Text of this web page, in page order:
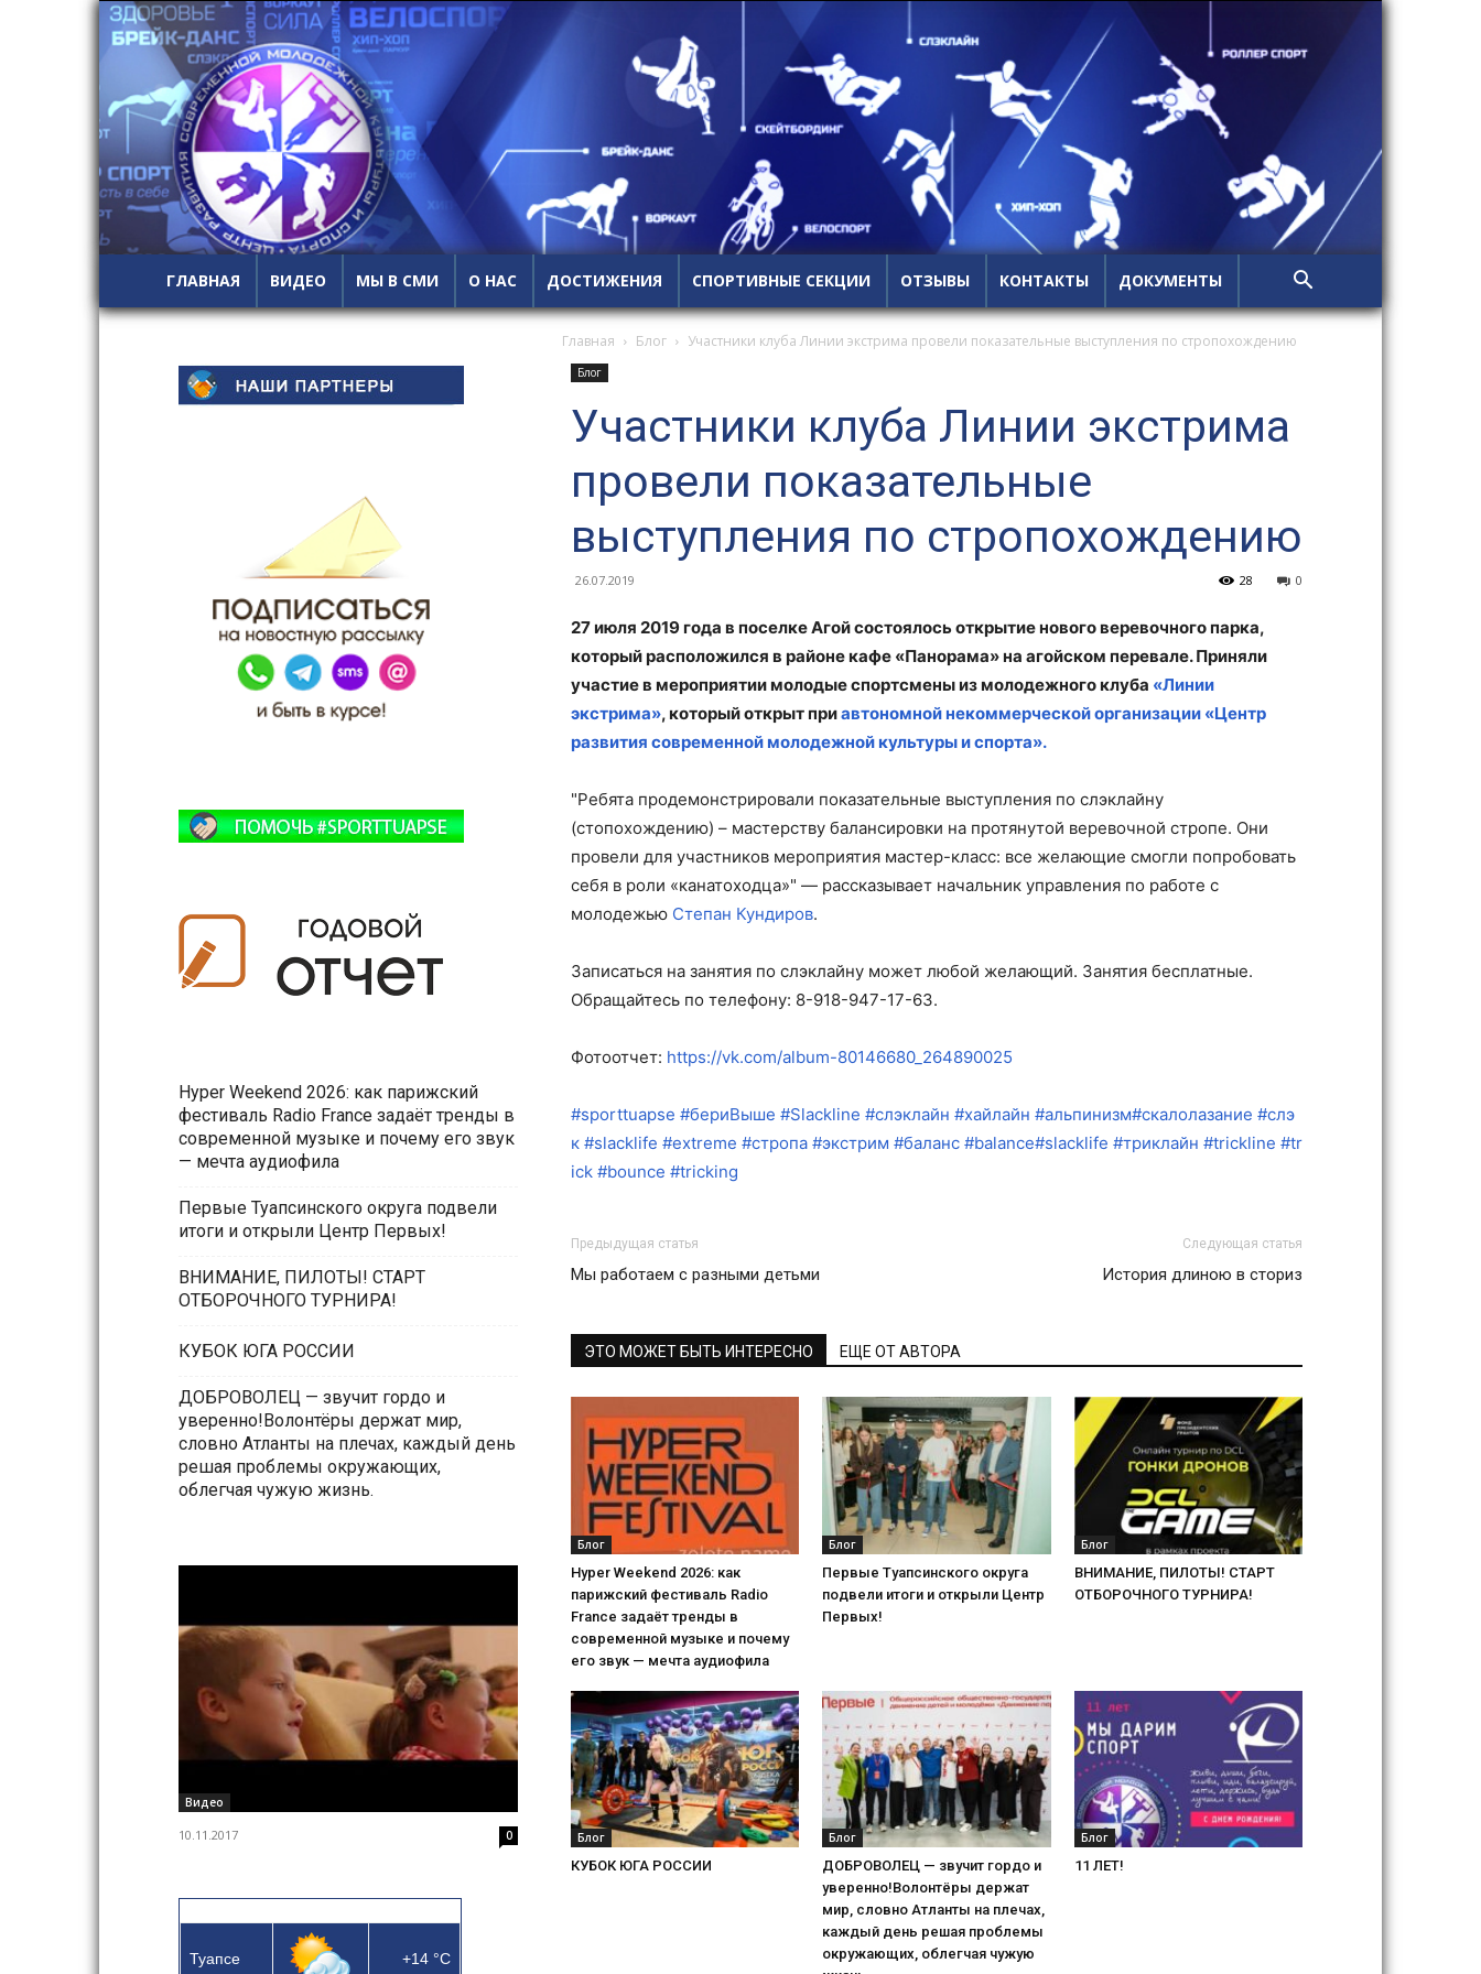
ГЛАВНАЯ ВИДЕО МЫ В СМИ О НАС ДОСТИЖЕНИЯ СПОРТИВНЫЕ СЕКЦИИ ОТЗЫВЫ КОНТАКТЫ ДОКУМЕНТЫ
Главная Блог Участники клуба Линии экстрима провели показательные выступления по стропохождению
Блог
Участники клуба Линии экстрима
провели показательные
выступления по стропохождению
26.07.2019 0
28
27 июля 2019 года в поселке Агой состоялось открытие нового веревочного парка,
который расположился в районе кафе «Панорама» на агойском перевале. Приняли
участие в мероприятии молодые спортсмены из молодежного клуба «Линии
экстрима», который открыт приавтономной некоммерческой организации «Центр
развития современной молодежной культуры и спорта».
"Ребята продемонстрировали показательные выступления по слэклайну
(стопохождению) – мастерству балансировки на протянутой веревочной стропе. Они
провели для участников мероприятия мастер-класс: все желающие смогли попробовать
себя в роли «канатоходца»" — рассказывает начальник управления по работе с
молодежью Степан Кундиров.
Записаться на занятия по слэклайну может любой желающий. Занятия бесплатные.
Обращайтесь по телефону: 8-918-947-17-63.
Фотоотчет: https://vk.com/album-80146680_264890025
#sporttuapse #бериВыше #Slackline #слэклайн #хайлайн #альпинизм#скалолазание #слэ
к #slacklife #extreme #стропа #экстрим #баланс #balance#slacklife #триклайн #trickline #tr
ick #bounce #tricking
Предыдущая статья
Мы работаем с разными детьми
Следующая статья
История длиною в сториз
ЭТО МОЖЕТ БЫТЬ ИНТЕРЕСНО ЕЩЕ ОТ АВТОРА
Блог
Hyper Weekend 2026: как
парижский фестиваль Radio
France задаёт тренды в
современной музыке и почему
его звук — мечта аудиофила
Блог
Первые Туапсинского округа
подвели итоги и открыли Центр
Первых!
Блог
ВНИМАНИЕ, ПИЛОТЫ! СТАРТ
ОТБОРОЧНОГО ТУРНИРА!
Блог
КУБОК ЮГА РОССИИ
Блог
ДОБРОВОЛЕЦ — звучит гордо и
уверенно!Волонтёры держат
мир, словно Атланты на плечах,
каждый день решая проблемы
окружающих, облегчая чужую
Блог
11 ЛЕТ!
Hyper Weekend 2026: как парижский
фестиваль Radio France задаёт тренды в
современной музыке и почему его звук
— мечта аудиофила
Первые Туапсинского округа подвели
итоги и открыли Центр Первых!
ВНИМАНИЕ, ПИЛОТЫ! СТАРТ
ОТБОРОЧНОГО ТУРНИРА!
КУБОК ЮГА РОССИИ
ДОБРОВОЛЕЦ — звучит гордо и
уверенно!Волонтёры держат мир,
словно Атланты на плечах, каждый день
решая проблемы окружающих,
облегчая чужую жизнь.
Видео
10.11.2017 0
Туапсе +14 °C